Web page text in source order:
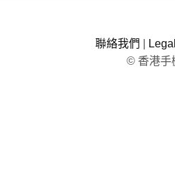
聯絡我們 Legal
© 香港手